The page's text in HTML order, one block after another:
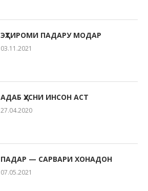
ЭҲТИРОМИ ПАДАРУ МОДАР
03.11.2021
АДАБ ҲУСНИ ИНСОН АСТ
27.04.2020
ПАДАР — САРВАРИ ХОНАДОН
07.05.2021